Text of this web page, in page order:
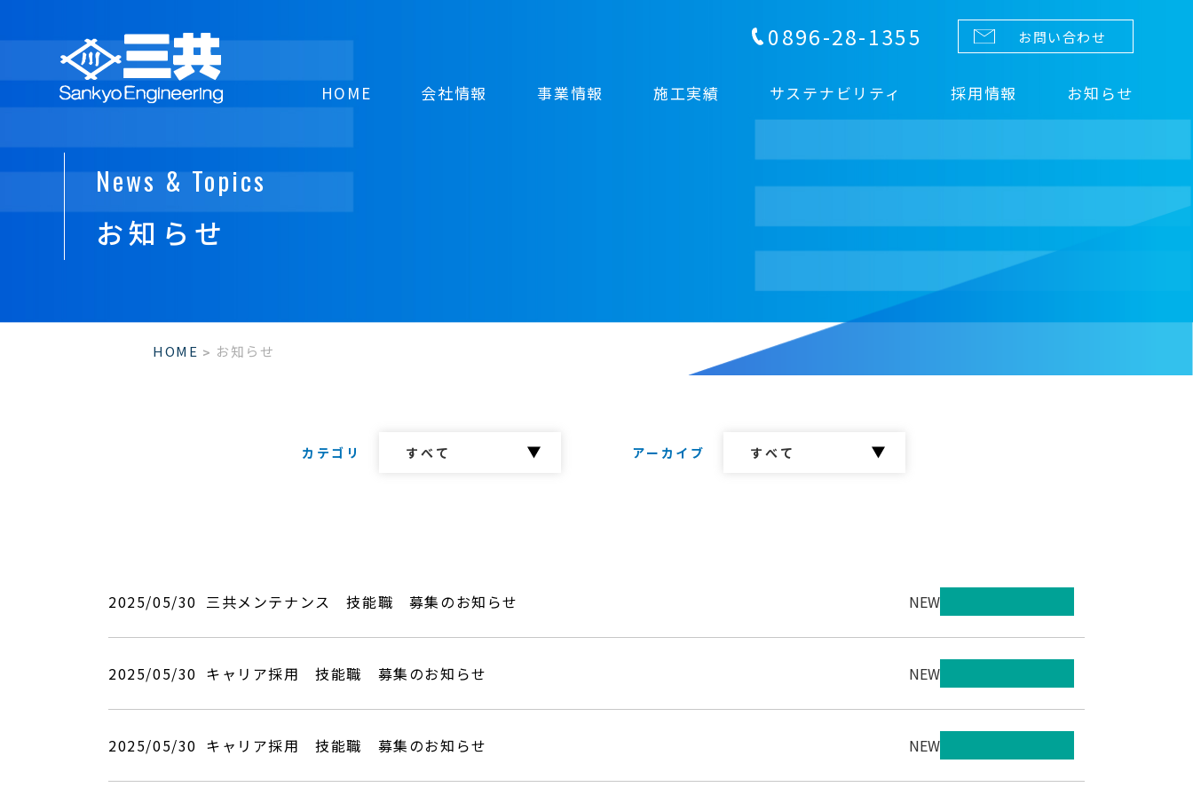
0896-28-1355 お問い合わせ
HOME 会社情報 事業情報 施工実績 サステナビリティ 採用情報 お知らせ
News & Topics
お知らせ
HOME お知らせ
カテゴリ アーカイブ
2025/05/30 三共メンテナンス 技能職 募集のお知らせ NEW
2025/05/30 キャリア採用 技能職 募集のお知らせ NEW
2025/05/30 キャリア採用 技能職 募集のお知らせ NEW